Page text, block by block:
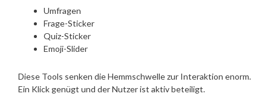
Umfragen
Frage-Sticker
Quiz-Sticker
Emoji-Slider
Diese Tools senken die Hemmschwelle zur Interaktion enorm.
Ein Klick genügt und der Nutzer ist aktiv beteiligt.